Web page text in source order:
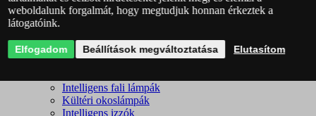
Intelligens csillárok
Okos kislámpák
Okos spotlámpák
Intelligens fali lámpák
Kültéri okoslámpák
Intelligens izzók
weboldalunk forgalmát, hogy megtudjuk honnan érkeztek a
látogatóink.
Elfogadom Beállítások megváltoztatása Elutasítom